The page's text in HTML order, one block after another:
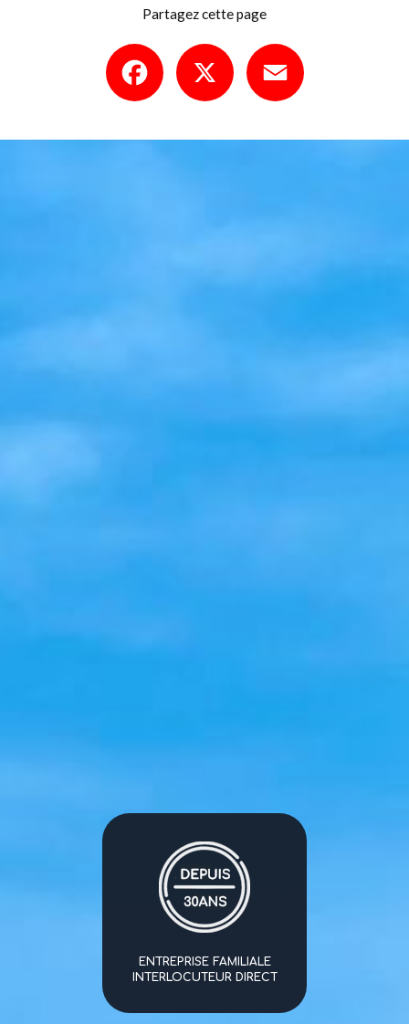
Partagez cette page
Facebook
ENTREPRISE FAMILIALE
INTERLOCUTEUR DIRECT